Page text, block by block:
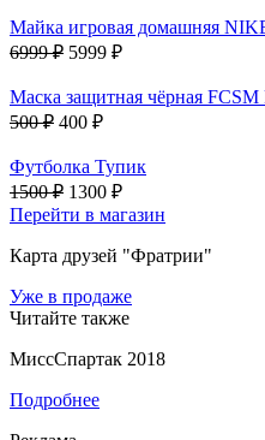
Майка игровая домашняя
6999 ₽ 5999 ₽
Маска защитная чёрная FCSM
500 ₽ 400 ₽
Футболка Тупик
1500 ₽ 1300 ₽
Перейти в магазин
Карта друзей "Фратрии"
Уже в продаже
Читайте также
МиссСпартак 2018
Подробнее